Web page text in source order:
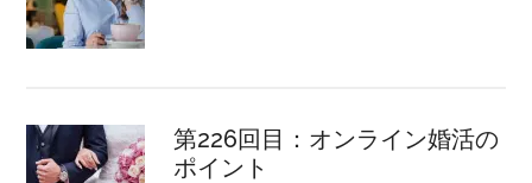
第226回目：オンライン婚活の
ポイント